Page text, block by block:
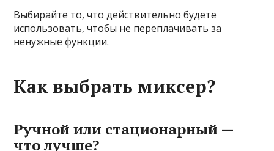
Выбирайте то, что действительно будете
использовать, чтобы не переплачивать за
ненужные функции.
Как выбрать миксер?
Ручной или стационарный —
что лучше?